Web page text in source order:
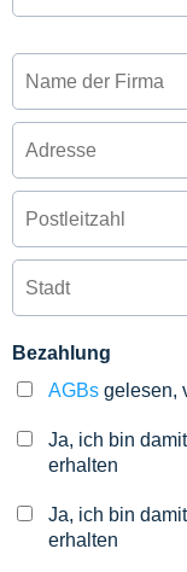
Bezahlung
AGBs gelesen,
Ja, ich bin
erhalten
Ja, ich bin
erhalten